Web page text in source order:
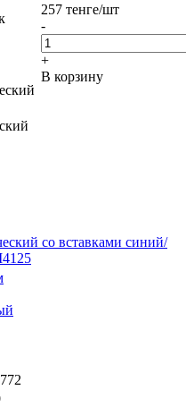
257 тенге/шт
-
+
В корзину
со вставками синий/